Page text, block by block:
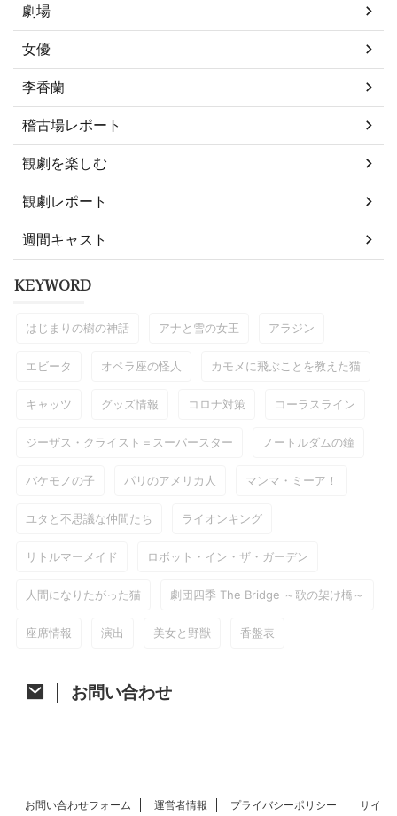
劇場
女優
李香蘭
稽古場レポート
観劇を楽しむ
観劇レポート
週間キャスト
KEYWORD
はじまりの樹の神話 アナと雪の女王 アラジン
エビータ オペラ座の怪人 カモメに飛ぶことを教えた猫
キャッツ グッズ情報 コロナ対策 コーラスライン
ジーザス・クライスト＝スーパースター ノートルダムの鐘
バケモノの子 パリのアメリカ人 マンマ・ミーア！
ユタと不思議な仲間たち ライオンキング
リトルマーメイド ロボット・イン・ザ・ガーデン
人間になりたがった猫 劇団四季 The Bridge ～歌の架け橋～
座席情報 演出 美女と野獣 香盤表
お問い合わせ
お問い合わせフォーム 運営者情報 プライバシーポリシー サイ